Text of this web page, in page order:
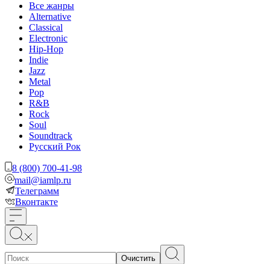
Все жанры
Alternative
Classical
Electronic
Hip-Hop
Indie
Jazz
Metal
Pop
R&B
Rock
Soul
Soundtrack
Русский Рок
8 (800) 700-41-98
mail@iamlp.ru
Телеграмм
Вконтакте
Очистить